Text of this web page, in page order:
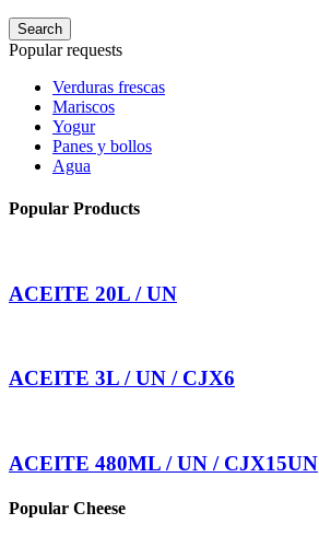
Search
Popular requests
Verduras frescas
Mariscos
Yogur
Panes y bollos
Agua
Popular Products
ACEITE 20L / UN
ACEITE 3L / UN / CJX6
ACEITE 480ML / UN / CJX15UN
Popular Cheese